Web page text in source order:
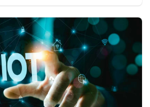
et améliore la communication
et clients. Elle optimise la
projets modulaires pour une
et efficace.